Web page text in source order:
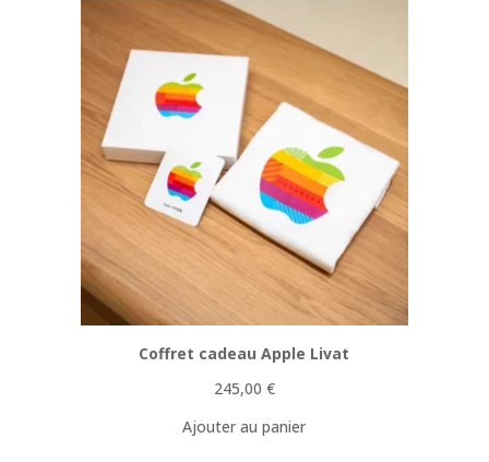
Coffret cadeau Apple Livat
245,00 €
Ajouter au panier